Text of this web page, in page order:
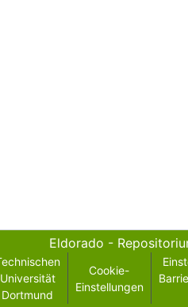
Eldorado -
Universität
Dortmund
Cookie-
Einstellungen